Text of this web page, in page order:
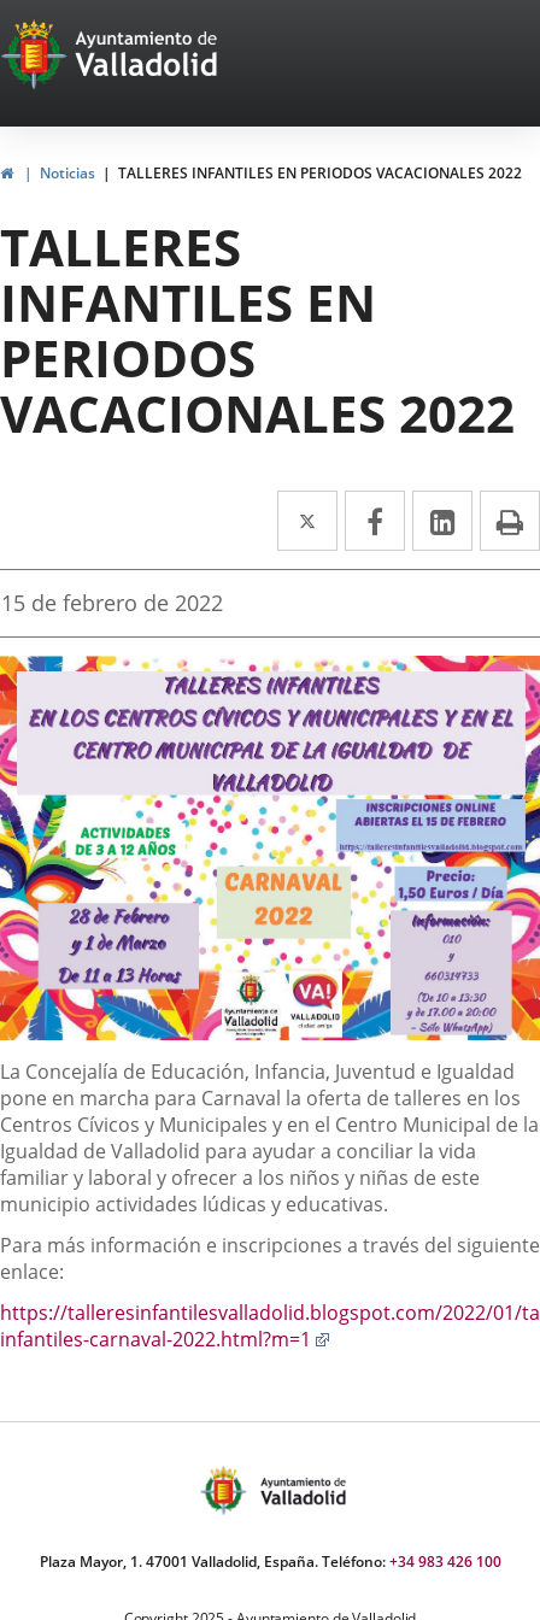
Portal
Web
del
Ayuntamiento
de
Valladolid
HomeNoticias TALLERES INFANTILES EN PERIODOS VACACIONALES 2022
TALLERES
INFANTILES EN
PERIODOS
VACACIONALES 2022
Twitter
Enlace
a
aplicación
externa.
Facebook
Enlace
a
aplicación
externa.
Enlace
a
Fecha
la
noticia
15 de febrero de 2022
Descripción
La Concejalía de Educación, Infancia, Juventud e Igualdad
pone en marcha para Carnaval la oferta de talleres en los
Centros Cívicos y Municipales y en el Centro Municipal de la
Igualdad de Valladolid para ayudar a conciliar la vida
familiar y laboral y ofrecer a los niños y niñas de este
municipio actividades lúdicas y educativas.
Para más información e inscripciones a través del siguiente
enlace:
https://talleresinfantilesvalladolid.blogspot.com/2022/01/
infantiles-carnaval-2022.html?m=1
aplicación
Plaza Mayor, 1. 47001 Valladolid, España. Teléfono:+34 983 426 100